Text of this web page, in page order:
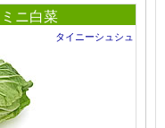
ニ白菜
タイニーシュシュ